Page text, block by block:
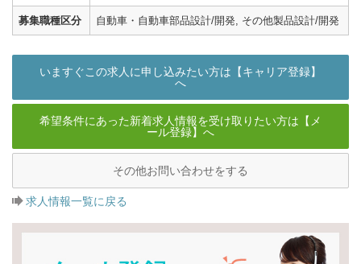
募集職種区分 自動車・自動車部品設計/開発, その他製品設計/開発
いますぐこの求人に申し込みたい方は【キャリア登録】
へ
希望条件にあった新着求人情報を受け取りたい方は【メ
ール登録】へ
その他お問い合わせをする
求人情報一覧に戻る